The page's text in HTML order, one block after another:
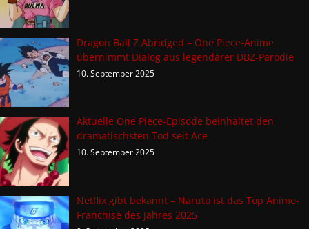
Dragon Ball Z Abridged – One Piece-Anime
übernimmt Dialog aus legendärer DBZ-Parodie
10. September 2025
Aktuelle One Piece-Episode beinhaltet den
dramatischsten Tod seit Ace
10. September 2025
Netflix gibt bekannt – Naruto ist das Top Anime-
Franchise des Jahres 2025